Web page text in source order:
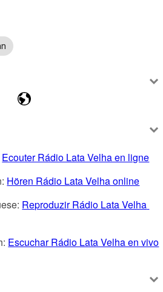
Ecouter Rádio Lata Velha en ligne
Hören Rádio Lata Velha online
Reproduzir Rádio Lata Velha
Escuchar Rádio Lata Velha en vivo